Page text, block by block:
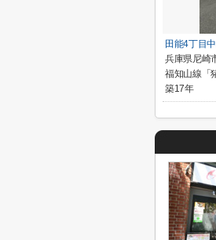
田能4丁目
兵庫県尼崎
福知山線「
築17年